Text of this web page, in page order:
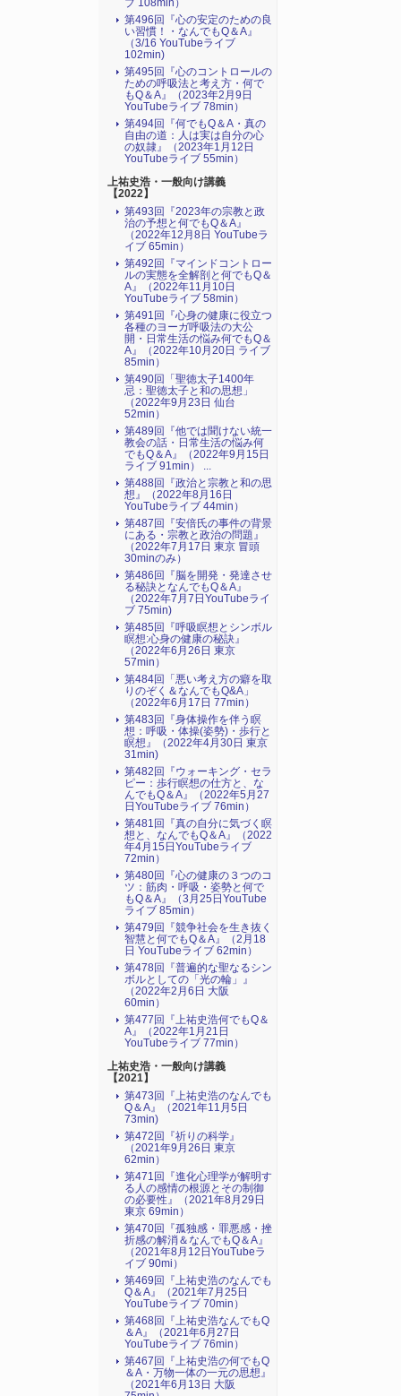
ブ 108min）
第496回『心の安定のための良
い習慣！・なんでもQ＆A』
（3/16 YouTubeライブ
102min)
第495回『心のコントロールの
ための呼吸法と考え方・何で
もQ＆A』（2023年2月9日
YouTubeライブ 78min）
第494回『何でもQ＆A・真の
自由の道：人は実は自分の心
の奴隷』（2023年1月12日
YouTubeライブ 55min）
上祐史浩・一般向け講義
【2022】
第493回『2023年の宗教と政
治の予想と何でもQ＆A』
（2022年12月8日 YouTubeラ
イブ 65min）
第492回『マインドコントロー
ルの実態を全解剖と何でもQ＆
A』（2022年11月10日
YouTubeライブ 58min）
第491回『心身の健康に役立つ
各種のヨーガ呼吸法の大公
開・日常生活の悩み何でもQ＆
A』（2022年10月20日 ライブ
85min）
第490回「聖徳太子1400年
忌：聖徳太子と和の思想」
（2022年9月23日 仙台
52min）
第489回『他では聞けない統一
教会の話・日常生活の悩み何
でもQ＆A』（2022年9月15日
ライブ 91min） ...
第488回『政治と宗教と和の思
想』（2022年8月16日
YouTubeライブ 44min）
第487回『安倍氏の事件の背景
にある・宗教と政治の問題』
（2022年7月17日 東京 冒頭
30minのみ）
第486回『脳を開発・発達させ
る秘訣となんでもQ＆A』
（2022年7月7日YouTubeライ
ブ 75min)
第485回『呼吸瞑想とシンボル
瞑想:心身の健康の秘訣』
（2022年6月26日 東京
57min）
第484回「悪い考え方の癖を取
りのぞく＆なんでもQ&A」
（2022年6月17日 77min）
第483回『身体操作を伴う瞑
想：呼吸・体操(姿勢)・歩行と
瞑想』（2022年4月30日 東京
31min)
第482回『ウォーキング・セラ
ピー：歩行瞑想の仕方と、な
んでもQ＆A』（2022年5月27
日YouTubeライブ 76min）
第481回『真の自分に気づく瞑
想と、なんでもQ＆A』（2022
年4月15日YouTubeライブ
72min）
第480回『心の健康の３つのコ
ツ：筋肉・呼吸・姿勢と何で
もQ＆A』（3月25日YouTube
ライブ 85min）
第479回『競争社会を生き抜く
智慧と何でもQ＆A』（2月18
日 YouTubeライブ 62min）
第478回『普遍的な聖なるシン
ボルとしての「光の輪」』
（2022年2月6日 大阪
60min）
第477回『上祐史浩何でもQ＆
A』（2022年1月21日
YouTubeライブ 77min）
上祐史浩・一般向け講義
【2021】
第473回『上祐史浩のなんでも
Q＆A』（2021年11月5日
73min)
第472回『祈りの科学』
（2021年9月26日 東京
62min）
第471回『進化心理学が解明す
る人の感情の根源とその制御
の必要性』（2021年8月29日
東京 69min）
第470回『孤独感・罪悪感・挫
折感の解消＆なんでもQ＆A』
（2021年8月12日YouTubeラ
イブ 90mi）
第469回『上祐史浩のなんでも
Q＆A』（2021年7月25日
YouTubeライブ 70min）
第468回『上祐史浩なんでもQ
＆A』（2021年6月27日
YouTubeライブ 76min）
第467回『上祐史浩の何でもQ
＆A・万物一体の一元の思想』
（2021年6月13日 大阪